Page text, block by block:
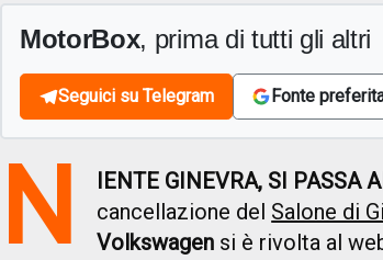
MotorBox, prima di tutti gli altri
Seguici su Telegram Fonte
N IENTE GINEVRA, SI PASSA
cancellazione del Salone di
Volkswagen si è rivolta al